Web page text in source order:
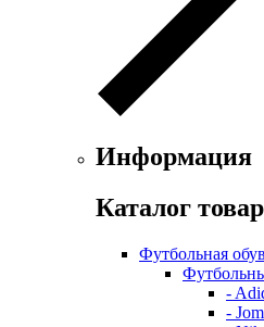
Информация
Каталог
Футбольная
-
-